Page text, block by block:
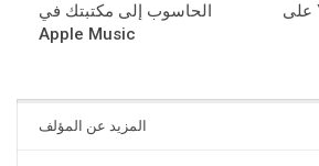
تطبيق Your Phone على
الحاسوب إلى مكتبتك في
Apple Music
المزيد عن المؤلف